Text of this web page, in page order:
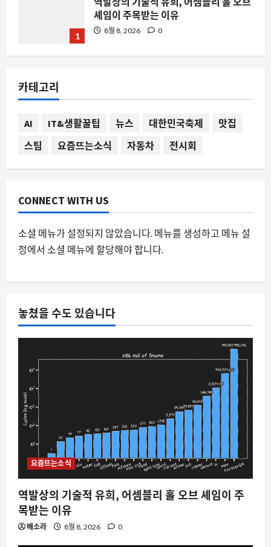
2
DeepSeek V4 Flash 0731, 왜 개발자들
의 일상을 뒤흔드는가
8월 8, 2026
3
저들의 수집 욕망
4
요즘뜨는소식
스팀
스팀 친구 추가 즉시 기프트카드 전송 가
능 여부, 커뮤니티에서 다시 뜨거운 감자
카테고리
AI IT&생활꿀팁 뉴스 대한민국축제
맛집
스팀
요즘뜨는소식 자동차 전시회
CONNECT WITH US
소셜 메뉴가 설정되지 않았습니다. 메뉴를 생성하고 메뉴 설
정에서 소셜 메뉴에 할당해야 합니다.
놓쳤을 수도 있습니다
요즘뜨는소식
역발상의 기술적 유희, 어셈블리 홀 오브 셰임이 주
목받는 이유
배소라 8월 8, 2026 0